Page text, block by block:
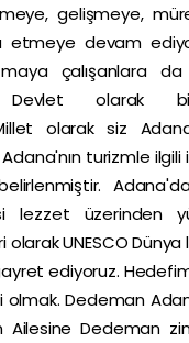
gelişmeye,
etmeye devam
çalışanlara
Devlet olarak
olarak siz
turizmle ilgili
lezzet üzerinden
UNESCO
ediyoruz.
Dedeman
Ailesine Dedeman